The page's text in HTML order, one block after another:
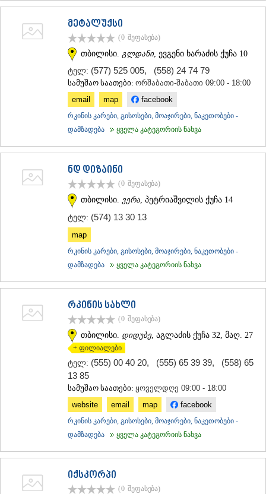
მეტალუქსი
(0 შეფასება)
თბილისი. გლდანი, ევგენი ხარაძის ქუჩა 10
ტელ: (577) 525 005, (558) 24 74 79
სამუშაო საათები: ორშაბათი-შაბათი 09:00 - 18:00
email
map facebook
რკინის კარები, გისოსები, მოაჯირები, ნაკეთობები -
დამზადება
ყველა კატეგორიის ნახვა
ნდ დიზაინი
(0 შეფასება)
თბილისი. ვერა , პეტრიაშვილის ქუჩა 14
ტელ: (574) 13 30 13
map
რკინის კარები, გისოსები, მოაჯირები, ნაკეთობები -
დამზადება
ყველა კატეგორიის ნახვა
რკინის სახლი
(0 შეფასება)
თბილისი. დიდუბე , აგლაძის ქუჩა 32, მაღ. 27
+ ფილიალები
ტელ: (555) 00 40 20, (555) 65 39 39, (558) 65
13 85
სამუშაო საათები: ყოველდღე 09:00 - 18:00
website
email map facebook
რკინის კარები, გისოსები, მოაჯირები, ნაკეთობები -
დამზადება
ყველა კატეგორიის ნახვა
იქსკორპი
(0 შეფასება)